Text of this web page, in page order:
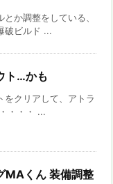
か調整をしている、
破ビルド ...
ト…かも
をクリアして、アトラ
・・・ ...
MAくん 装備調整